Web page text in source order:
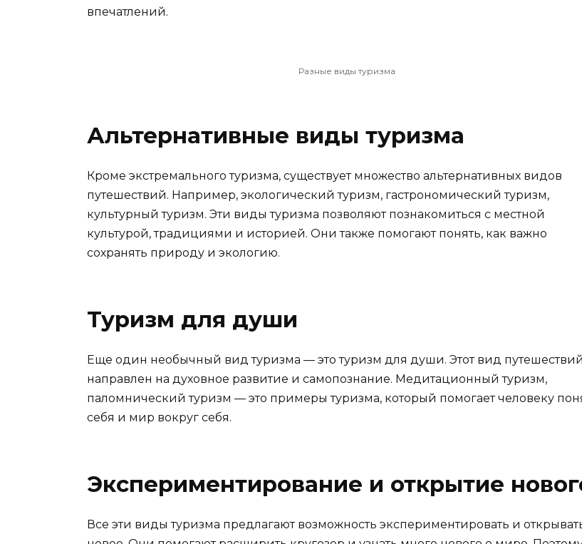
впечатлений.
Разные виды туризма
Альтернативные виды туризма
Кроме экстремального туризма, существует множество альтернативных видов
путешествий. Например, экологический туризм, гастрономический туризм,
культурный туризм. Эти виды туризма позволяют познакомиться с местной
культурой, традициями и историей. Они также помогают понять, как важно
сохранять природу и экологию.
Туризм для души
Еще один необычный вид туризма — это туризм для души. Этот вид путешествий
направлен на духовное развитие и самопознание. Медитационный туризм,
паломнический туризм — это примеры туризма, который помогает человеку
себя и мир вокруг себя.
Экспериментирование и открытие
Все эти виды туризма предлагают возможность экспериментировать и